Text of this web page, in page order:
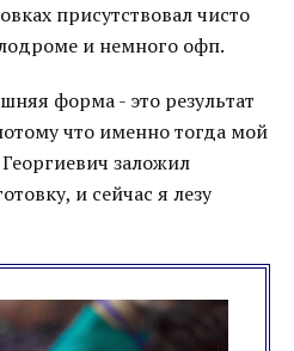
присутствовал чисто
и немного офп.
форма - это результат
что именно тогда мой
заложил
и сейчас я лезу